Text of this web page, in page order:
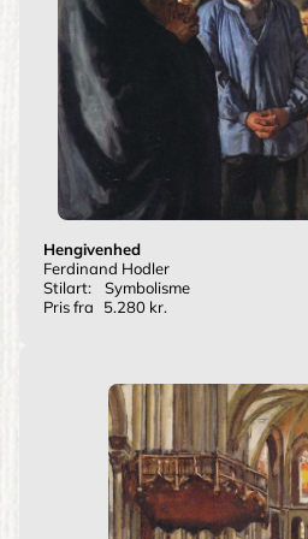
Hengivenhed
Ferdinand Hodler
Stilart:
Symbolisme
Pris fra
5.280 kr.